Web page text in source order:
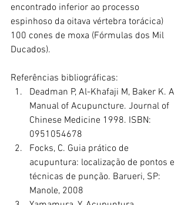
encontrado inferior ao processo
espinhoso da oitava vértebra torácica)
100 cones de moxa (Fórmulas dos Mil
Ducados).
Referências bibliográficas:
Deadman P, Al-Khafaji M, Baker K. A
Manual of Acupuncture. Journal of
Chinese Medicine 1998. ISBN:
0951054678
Focks, C. Guia prático de
acupuntura: localização de pontos e
técnicas de punção. Barueri, SP:
Manole, 2008